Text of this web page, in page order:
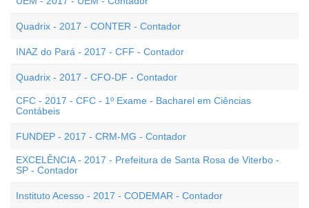
Quadrix - 2017 - CONTER - Contador
INAZ do Pará - 2017 - CFF - Contador
Quadrix - 2017 - CFO-DF - Contador
CFC - 2017 - CFC - 1º Exame - Bacharel em Ciências
Contábeis
FUNDEP - 2017 - CRM-MG - Contador
EXCELÊNCIA - 2017 - Prefeitura de Santa Rosa de Viterbo -
SP - Contador
Instituto Acesso - 2017 - CODEMAR - Contador